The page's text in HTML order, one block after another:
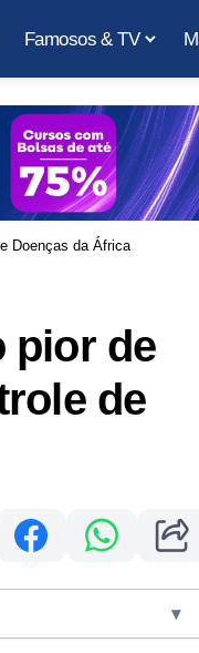
Famosos & TV
Doenças da África
pior de
de
▾